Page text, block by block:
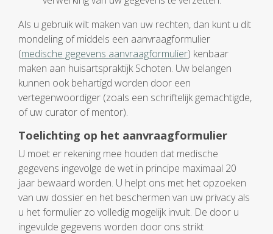
Als u gebruik wilt maken van uw rechten, dan kunt u dit
mondeling of middels een aanvraagformulier
(medische gegevens aanvraagformulier) kenbaar
maken aan huisartspraktijk Schoten. Uw belangen
kunnen ook behartigd worden door een
vertegenwoordiger (zoals een schriftelijk gemachtigde,
of uw curator of mentor).
Toelichting op het aanvraagformulier
U moet er rekening mee houden dat medische
gegevens ingevolge de wet in principe maximaal 20
jaar bewaard worden. U helpt ons met het opzoeken
van uw dossier en het beschermen van uw privacy als
u het formulier zo volledig mogelijk invult. De door u
ingevulde gegevens worden door ons strikt